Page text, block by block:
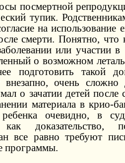
посмертной
тупик.
на использование
смерти. Понятно, что
или участии
о возможном
подготовить такой
внезапно, очень сложно
о зачатии детей после
материала в крио-
ребенка очевидно, в
как доказательство,
все равно требуют
программы.